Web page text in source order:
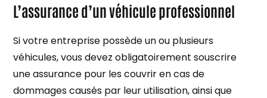
L’assurance d’un véhicule professionnel
Si votre entreprise possède un ou plusieurs
véhicules, vous devez obligatoirement souscrire
une assurance pour les couvrir en cas de
dommages causés par leur utilisation, ainsi que